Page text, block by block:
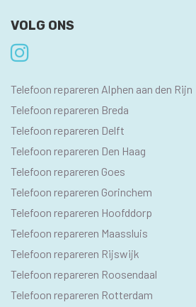
VOLG ONS
SEO
PAGINA'S
Telefoon repareren Alphen aan den Rijn
Telefoon repareren Breda
Telefoon repareren Delft
Telefoon repareren Den Haag
Telefoon repareren Goes
Telefoon repareren Gorinchem
Telefoon repareren Hoofddorp
Telefoon repareren Maassluis
Telefoon repareren Rijswijk
Telefoon repareren Roosendaal
Telefoon repareren Rotterdam